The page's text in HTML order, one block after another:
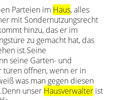
Parteien im Haus, alles
mit Sondernutzungsrecht
hinzu, das er im
zu gemacht hat, das
ist.Seine
seine Garten- und
türen öffnen, wenn er in
was man gegen diesen
unser Hausverwalter ist